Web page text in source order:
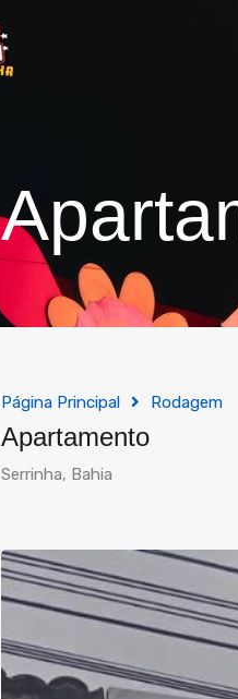
Página Principal Rodagem
Apartamento
Serrinha, Bahia